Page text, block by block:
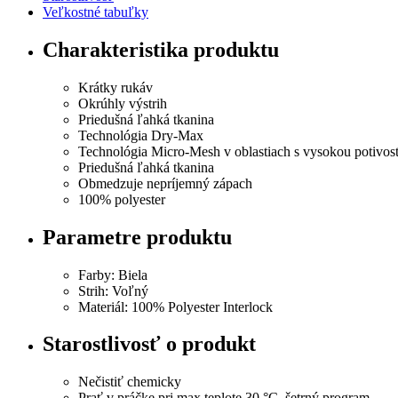
Veľkostné tabuľky
Charakteristika produktu
Krátky rukáv
Okrúhly výstrih
Priedušná ľahká tkanina
Technológia Dry-Max
Technológia Micro-Mesh v oblastiach s vysokou
Priedušná ľahká tkanina
Obmedzuje nepríjemný zápach
100% polyester
Parametre produktu
Farby: Biela
Strih: Voľný
Materiál: 100% Polyester Interlock
Starostlivosť o produkt
Nečistiť chemicky